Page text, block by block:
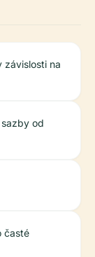
závislosti na
od
časté